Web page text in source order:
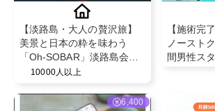
【淡路島・大人の贅沢旅】
美景と日本の粋を味わう
「Oh-SOBAR」淡路島会席
の特別ご招待
10000人以上
【施術完
ノースト
間男性ス
6,400